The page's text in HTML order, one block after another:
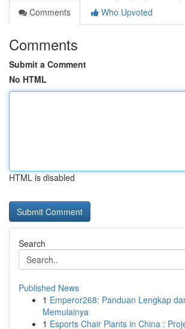
Comments
Who Upvoted
Comments
Submit a Comment
No HTML
HTML is disabled
Search
Published News
1 Emperor268: Panduan Lengkap
Memulainya
1 Esports Chair Plants in China :